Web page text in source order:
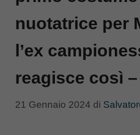
nuotatrice per
l’ex
reagisce così –
21 Gennaio 2024 di